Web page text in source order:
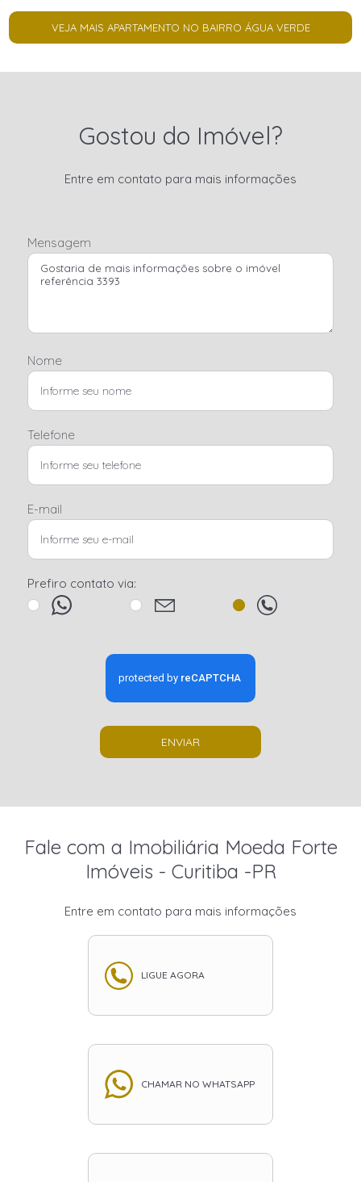
VEJA MAIS APARTAMENTO NO BAIRRO ÁGUA VERDE
Gostou do Imóvel?
Entre em contato para mais informações
Mensagem
Nome
Telefone
E-mail
Prefiro contato via:
ENVIAR
Fale com a Imobiliária Moeda Forte
Imóveis - Curitiba -PR
Entre em contato para mais informações
LIGUE AGORA
CHAMAR NO WHATSAPP